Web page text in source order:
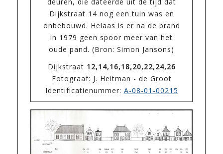
Dijkstraat 14 nog een tuin was en
onbebouwd. Helaas is er na de brand
in 1979 geen spoor meer van het
oude pand. (Bron: Simon Jansons)
Dijkstraat 12,14,16,18,20,22,24,26
Fotograaf: J. Heitman - de Groot
Identificatienummer: A-08-01-00215